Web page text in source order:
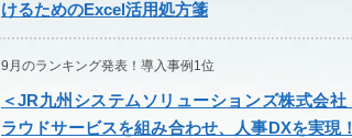
けるためのExcel活用処方箋
9月のランキング発表！導入事例1位
＜JR九州システムソリューションズ株式会
ラウドサービスを組み合わせ、人事DXを実現